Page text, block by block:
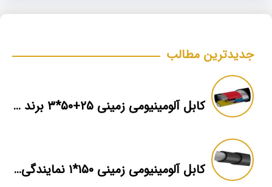
جدیدترین مطالب
کابل آلومینیومی زمینی ۲۵+۵۰*۳ برند ماهان
کابل آلومینیومی زمینی ۱۵۰*۱ نمایندگی فروش